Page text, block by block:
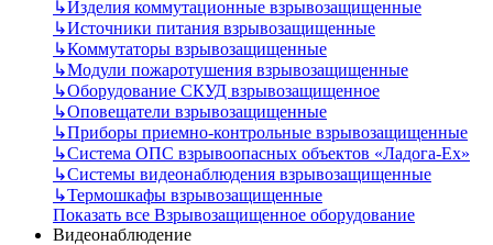
↳Изделия коммутационные взрывозащищенные
↳Источники питания взрывозащищенные
↳Коммутаторы взрывозащищенные
↳Модули пожаротушения взрывозащищенные
↳Оборудование СКУД взрывозащищенное
↳Оповещатели взрывозащищенные
↳Приборы приемно-контрольные взрывозащищенные
↳Система ОПС взрывоопасных объектов «Ладога-Ex»
↳Системы видеонаблюдения взрывозащищенные
↳Термошкафы взрывозащищенные
Показать все Взрывозащищенное оборудование
Видеонаблюдение